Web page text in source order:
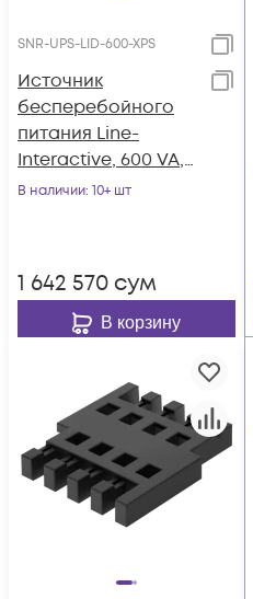
SNR-UPS-LID-600-XPS
Источник
бесперебойного
питания Line-
Interactive, 600 VA,
без встроенных АКБ
В наличии: 10+ шт
1 642 570 сум
В корзину